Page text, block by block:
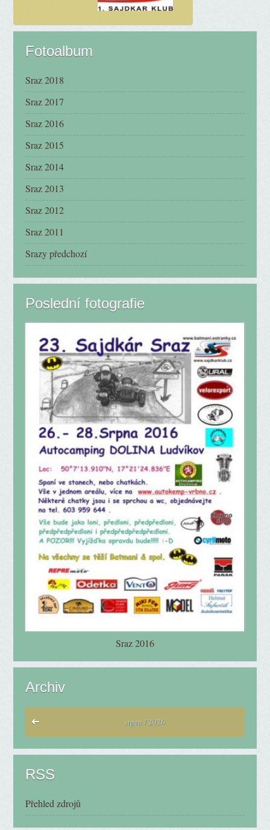
Fotoalbum
Sraz 2018
Sraz 2017
Sraz 2016
Sraz 2015
Sraz 2014
Sraz 2013
Sraz 2012
Sraz 2011
Srazy předchozí
Poslední fotografie
Sraz 2016
Archiv
srpen / 2026
RSS
Přehled zdrojů